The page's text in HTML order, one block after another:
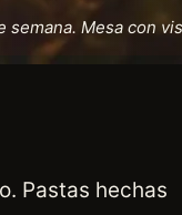
Mesa con
Pastas hechas